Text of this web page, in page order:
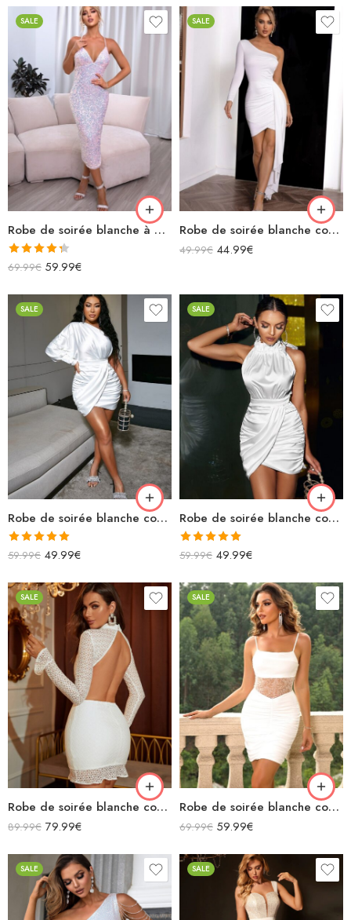
5
SALE
Robe de soirée blanche à paillettes midi avec bretelles spaghettis décolleté v dos nu
Note4.33
69.99€ 59.99€
SALE
Robe de soirée blanche courte asymétrique manche longue avec traîne
49.99€ 44.99€
SALE
Robe de soirée blanche courte en satin asymétrique manche longue froncée
Note5.00
59.99€ 49.99€
SALE
Robe de soirée blanche courte en satin col montant
Note5.00
59.99€ 49.99€
SALE
Robe de soirée blanche courte moulante à dentelles ajourée manches longues col montant dos nu
89.99€ 79.99€
SALE
Robe de soirée blanche courte moulante ajourée bretelles spaghettis
69.99€ 59.99€
SALE SALE